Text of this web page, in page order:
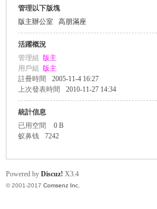
管理以下版塊
版主辦公室
高朋滿座
活躍概況
管理組 版主
用戶組 版主
註冊時間
2005-11-4 16:27
上次發表時間
2010-11-27 14:34
統計信息
已用空間
0 B
蚁鼻钱
7242
Powered by Discuz! X3.4
© 2001-2017 Comsenz Inc.